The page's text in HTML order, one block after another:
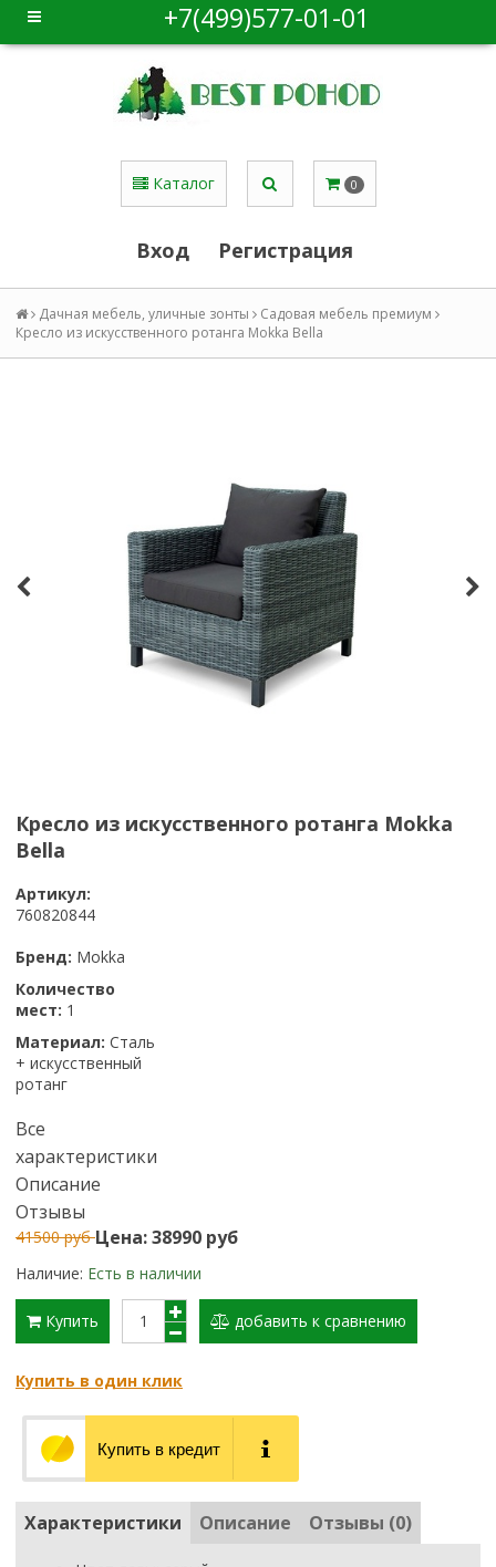
+7(499)577-01-01
Каталог 0
Вход Регистрация
Дачная мебель, уличные зонты
Садовая мебель премиум
Кресло из искусственного ротанга Mokka Bella
Кресло из искусственного ротанга Mokka
Bella
Артикул:
760820844
Бренд: Mokka
Количество
мест: 1
Материал: Сталь
+ искусственный
ротанг
Все
характеристики
Описание
Отзывы
41500 рубЦена: 38990 руб
Наличие: Есть в наличии
Купить добавить к сравнению
Купить в один клик
Купить в кредит
Характеристики Описание Отзывы (0)